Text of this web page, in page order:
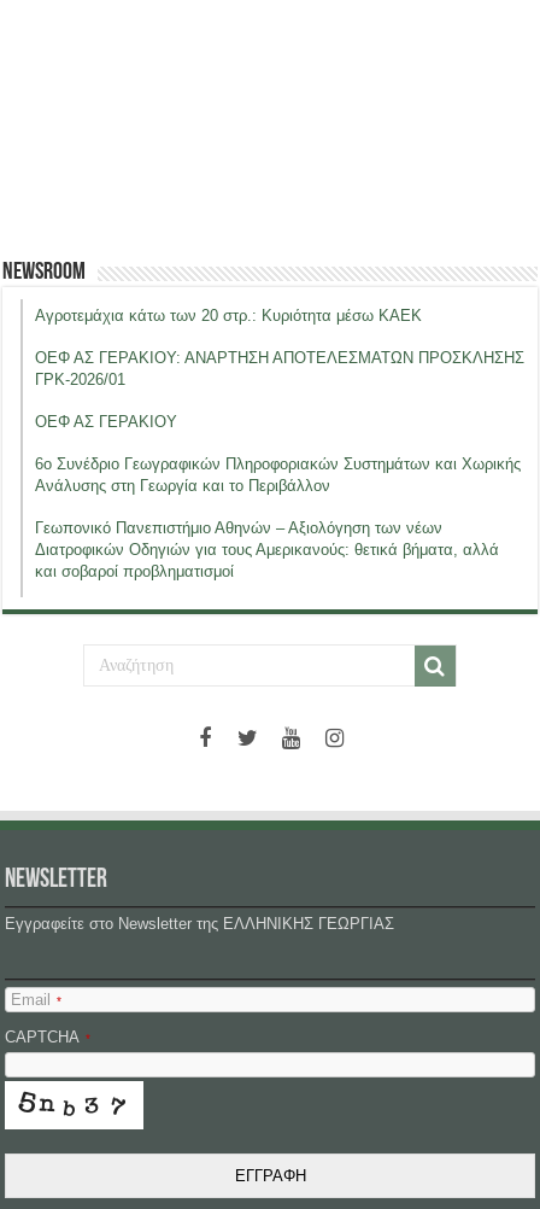
Newsroom
Αγροτεμάχια κάτω των 20 στρ.: Κυριότητα μέσω ΚΑΕΚ
ΟΕΦ ΑΣ ΓΕΡΑΚΙΟΥ: ΑΝΑΡΤΗΣΗ ΑΠΟΤΕΛΕΣΜΑΤΩΝ ΠΡΟΣΚΛΗΣΗΣ
ΓΡΚ-2026/01
ΟΕΦ ΑΣ ΓΕΡΑΚΙΟΥ
6ο Συνέδριο Γεωγραφικών Πληροφοριακών Συστημάτων και Χωρικής
Ανάλυσης στη Γεωργία και το Περιβάλλον
Γεωπονικό Πανεπιστήμιο Αθηνών – Αξιολόγηση των νέων
Διατροφικών Οδηγιών για τους Αμερικανούς: θετικά βήματα, αλλά
και σοβαροί προβληματισμοί
NEWSLETTER
Εγγραφείτε στο Newsletter της ΕΛΛΗΝΙΚΗΣ ΓΕΩΡΓΙΑΣ
Email *
CAPTCHA *
ΕΓΓΡΑΦΗ